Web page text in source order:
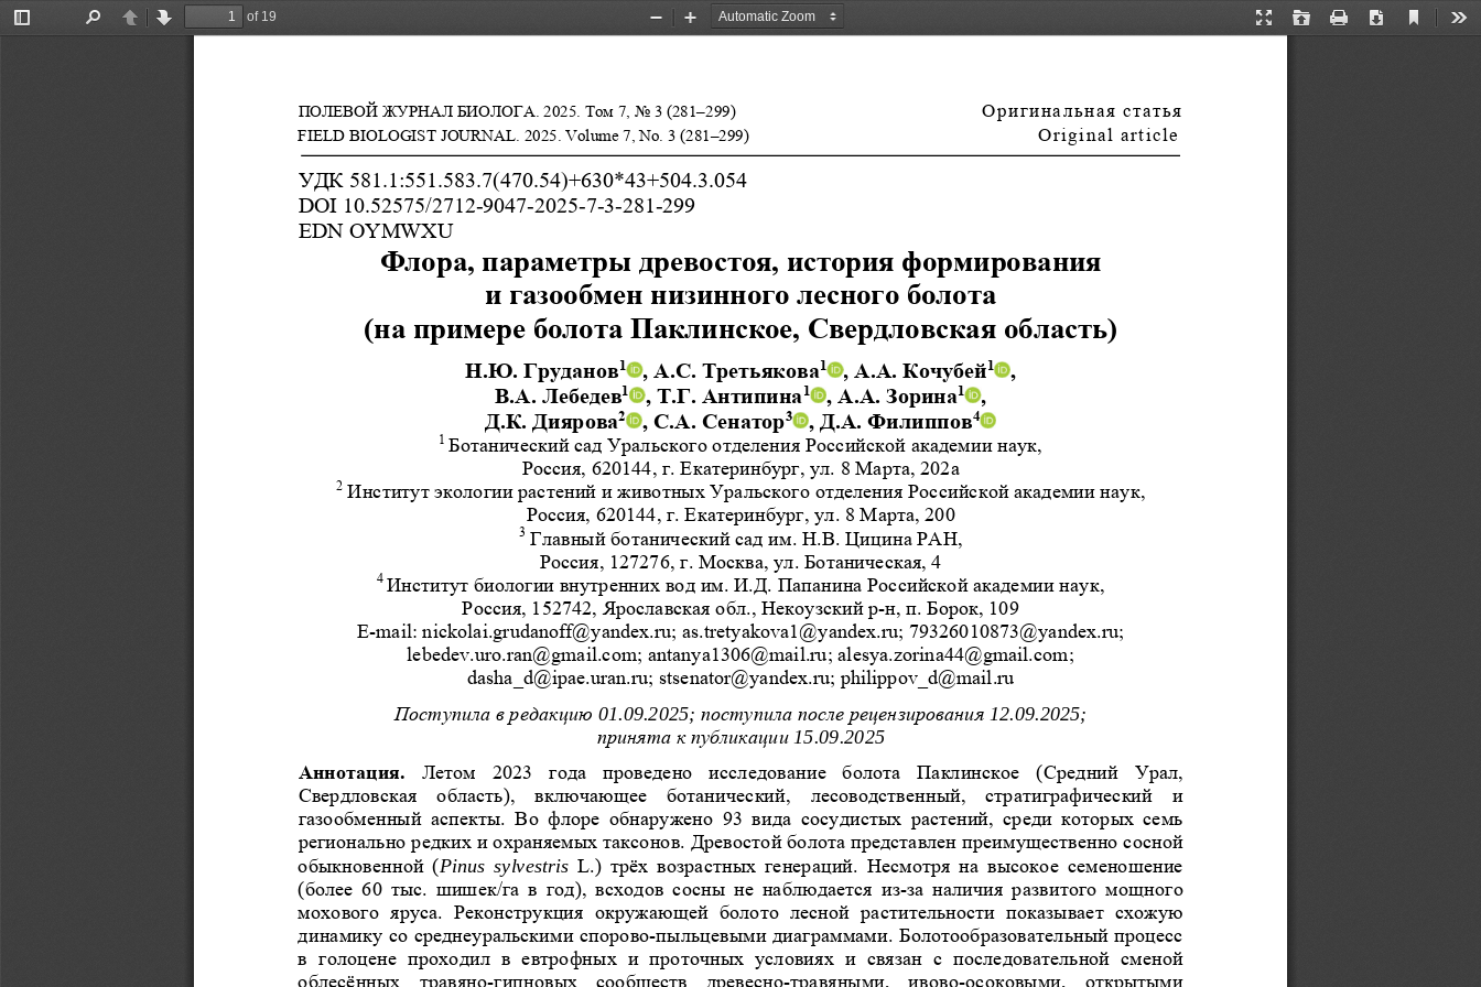
Toggle
PreviousNext
of 19
Presentation
Open Print Download
Current
Zoom
Zoom
ПОЛЕВОЙ ЖУРНАЛ БИОЛОГА. 2025. Том 7, No 3 (281–299) Оригинальная статья
FIELD BIOLOGIST JOURNAL. 2025 . Volume 7, No. 3 (281–299)
                                             Original article
УДК 581.1:551.583.7(470.54)+630*43+504.3.054
DOI 10.52575/2712-9047-2025-7-3-281-299
EDN OYMWXU
Флора, параметры древостоя, история формирования
и газообмен низинного лесного болота
(на примере болота Паклинское, Свердловская область)
Н.Ю. Груданов1 , А.С. Третьякова1 , А.А. Кочубей1
,
В.А. Лебедев1 , Т.Г. Антипина 1 , А.А. Зорина1
,
Д.К. Диярова2 , С.А. Сенатор3 , Д.А. Филиппов4
1 Ботанический сад Уральского отделения Российской академии наук,
Россия, 620144, г. Екатеринбург, ул. 8 Марта, 202а
2 Институт экологии растений и животных Уральского отделения Российской академии наук,
Россия, 620144, г. Екатеринбург, ул. 8 Марта, 200
3 Главный ботанический сад им. Н.В. Цицина РАН,
Россия, 127276, г. Москва, ул. Ботаническая, 4
4 Институт биологии внутренних вод им. И.Д. Папанина Российской академии наук,
Россия, 152742, Ярославская обл ., Некоузский р-н, п. Борок, 109
E-mail: nickolai.grudanoff@yandex.ru; as.tretyakova1@yandex.ru; 79326010873@yandex.ru;
lebedev.uro.ran@gmail.com; antanya1306@mail.ru; alesya.zorina44@gmail.com;
dasha_d@ipae.uran.ru; stsenator@yandex.ru; philippov_d@mail.ru
Поступила в редакцию 01.09.2025; поступила после рецензирования 12.09.2025;
принята к публикации 15.09.2025
Аннотация.
  Летом  2023  года  проведено  исслед
ование  болота  Паклинское  (Средний  Урал,
Свердловская  область),  включающее  ботанический,  лесоводственный,  стратиграфический  и
газообменный  аспекты.  Во  флоре  обнаружено  93  вида  сосудистых  растений,  среди  которых  семь
регионально редких и охраняемых таксонов. Древостой болота представлен преимущественно сосной
обыкновенной  (Pinus  sylvestris L.)  трёх  возрастных  генераций.  Несмотря  на  высокое  семеношение
(более  60  тыс.  шишек/га  в  год),  всходов  сосны  не  наблюдается  из-за  наличия  развитого  мощного
мохового  яруса.  Реконструкция  окружающей  болото  лесной  растительности  показывает  схожую
динамику со среднеуральскими спорово-пыльцевыми диаграммами. Болотообразовательный процесс
в  голоцене  проходил  в  евтрофных  и  проточных  условиях  и  связан  с
  последовательной  сменой
облесённых  травяно-гипновых  сообществ  древесно-травяными,  ивово-осоковыми,  открытыми